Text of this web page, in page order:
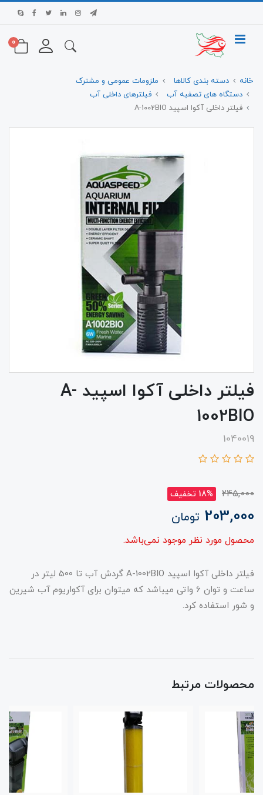
0
خانه دسته بندی کالاها
ملزومات عمومی و مشترک
دستگاه های تصفیه آب
فیلترهای داخلی آب
فیلتر داخلی آکوا اسپید A-1002BIO
فیلتر داخلی آکوا اسپید A-
1002BIO
1040019
245,000 18% تخفیف
203,000 تومان
محصول مورد نظر موجود نمی‌باشد.
فیلتر داخلی آکوا اسپید A-1002BIO گردش آب تا 500 لیتر در
ساعت و توان 6 واتی میباشد که میتوان برای آکواریوم آب شیرین
و شور استفاده کرد.
محصولات مرتبط